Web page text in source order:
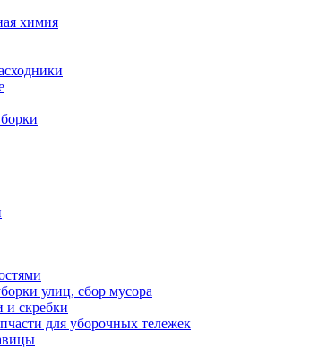
химия
улиц, сбор мусора
и скребки
для уборочных тележек